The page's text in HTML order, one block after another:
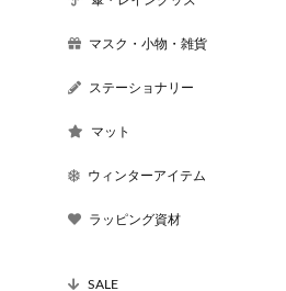
マスク・小物・雑貨
ステーショナリー
マット
ウィンターアイテム
ラッピング資材
SALE